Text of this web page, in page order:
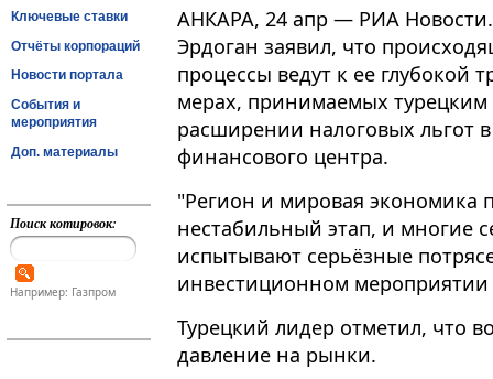
Ключевые ставки
Отчёты корпораций
Новости портала
События и
мероприятия
Доп. материалы
Поиск котировок:
Например: Газпром
АНКАРА, 24 апр — РИА
Эрдоган заявил, что
процессы ведут к ее
мерах, принимаемых турецким
расширении налоговых льгот
финансового центра.
"Регион и мировая экономика
нестабильный этап, и многие
испытывают серьёзные
инвестиционном мероприятии
Турецкий лидер отметил, что
давление на рынки.